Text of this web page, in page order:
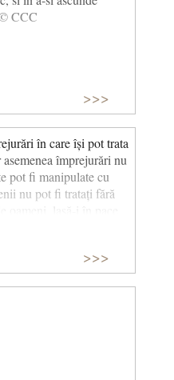
CCC
>>>
în care își pot trata
împrejurări nu
pot fi manipulate cu
nu pot fi tratați fără
oameni, lasă-i în pace.
de orice-ți place,
>>>